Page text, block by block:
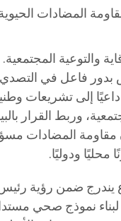
المضادات
والتوعية
بدور فاعل في
داعيًا إلى تشريعات
وربط القرار
المضادات
محليًا ودوليًا.
يندرج ضمن رؤية
نموذج صحي